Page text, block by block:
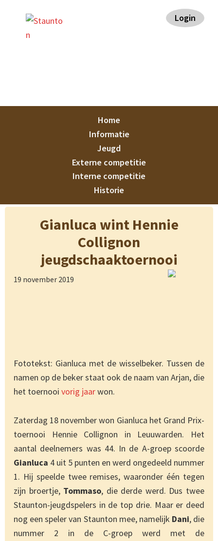
Login
Home
Informatie
Jeugd
Externe competitie
Interne competitie
Historie
Gianluca wint Hennie
Collignon
jeugdschaaktoernooi
19 november 2019
Fototekst: Gianluca met de wisselbeker. Tussen de
namen op de beker staat ook de naam van Arjan, die
het toernooi vorig jaarwon.
Zaterdag 18 november won Gianluca het Grand Prix-
toernooi Hennie Collignon in Leuuwarden. Het
aantal deelnemers was 44. In de A-groep scoorde
Gianluca 4 uit 5 punten en werd ongedeeld nummer
1. Hij speelde twee remises, waaronder één tegen
zijn broertje, Tommaso, die derde werd. Dus twee
Staunton-jeugdspelers in de top drie. Maar er deed
nog een speler van Staunton mee, namelijk Dani, die
nummer 2 in de C-groep werd met de